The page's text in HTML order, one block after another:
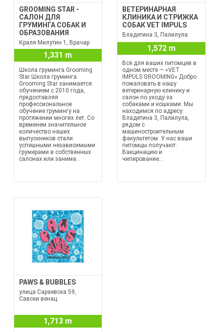
GROOMING STAR -
САЛОН ДЛЯ
ГРУМИНГА СОБАК И
ОБРАЗОВАНИЯ
Краля Милутин 1, Врачар
1,331 m
Школа груминга Grooming
Star Школа груминга
Grooming Star занимается
обучением с 2010 года,
предоставляя
профессиональное
обучение грумингу на
протяжении многих лет. Со
временем значительное
количество наших
выпускников стали
успешными независимыми
грумерами в собственных
салонах или занима...
ВЕТЕРИНАРНАЯ
КЛИНИКА И СТРИЖКА
СОБАК VET IMPULS
Владетина 3, Палилула
1,572 m
Всё для ваших питомцев в
одном месте — «VET
IMPULS GROOMING» Добро
пожаловать в нашу
ветеринарную клинику и
салон по уходу за
собаками и кошками. Мы
находимся по адресу:
Владетина 3, Палилула,
рядом с
машиностроительным
факультетом. У нас ваши
питомцы получают:
Вакцинацию и
чипирование...
PAWS & BUBBLES
улица Сараевска 59,
Савски венац
1,713 m